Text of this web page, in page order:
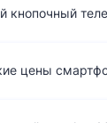
кнопочный
цены